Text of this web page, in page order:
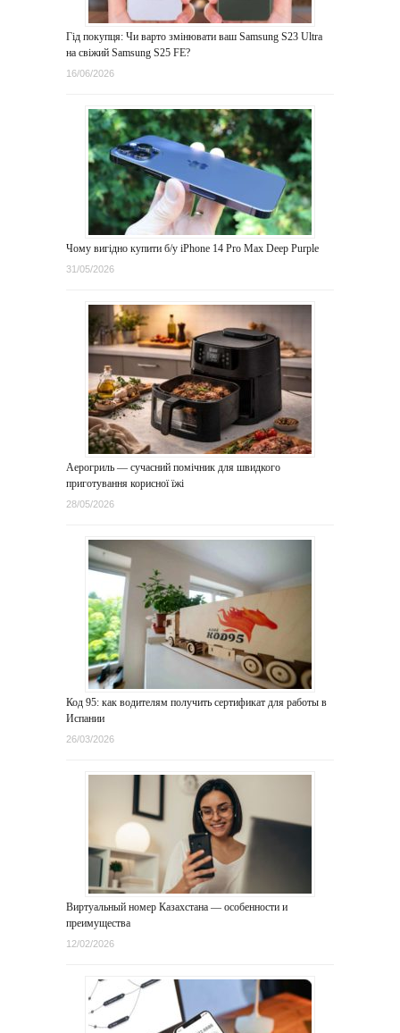
Гід покупця: Чи варто змінювати ваш Samsung S23 Ultra
на свіжий Samsung S25 FE?
16/06/2026
Чому вигідно купити б/у iPhone 14 Pro Max Deep Purple
31/05/2026
Аерогриль — сучасний помічник для швидкого
приготування корисної їжі
28/05/2026
Код 95: как водителям получить сертификат для работы в
Испании
26/03/2026
Виртуальный номер Казахстана — особенности и
преимущества
12/02/2026